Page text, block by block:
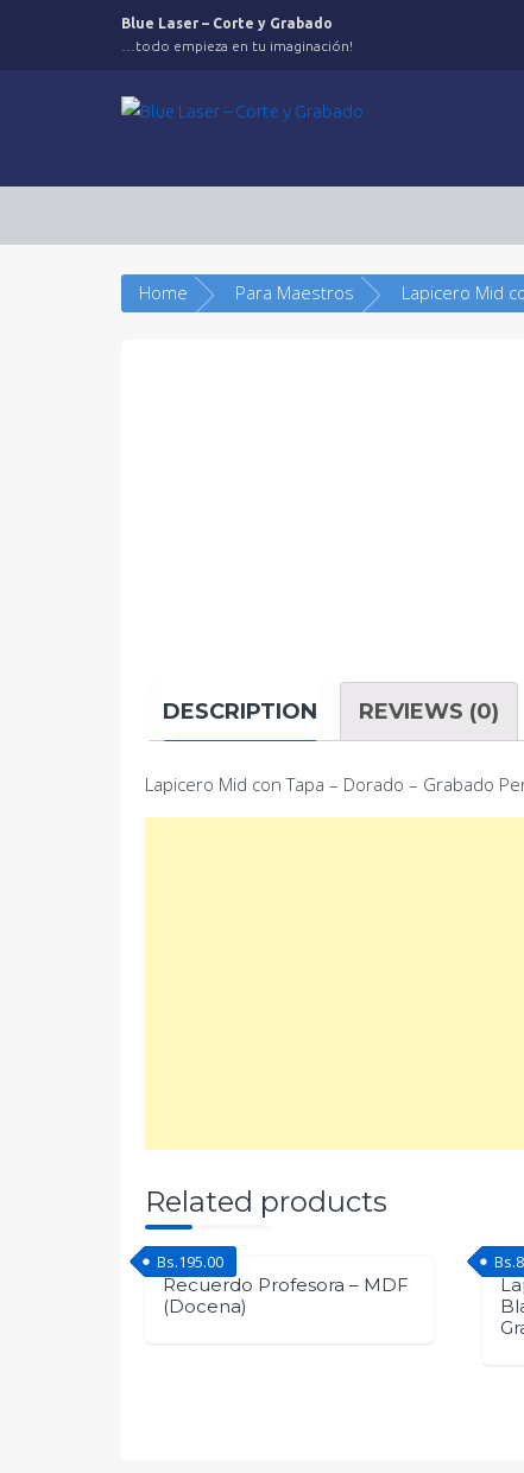
Blue Laser – Corte y Grabado
…todo empieza en tu imaginación!
Home Para Maestros
DESCRIPTION REVIEWS (0)
Lapicero Mid con Tapa – Dorado – Grabado
Related products
Recuerdo Profesora – MDF
(Docena)
Bs.195.00 Bs.